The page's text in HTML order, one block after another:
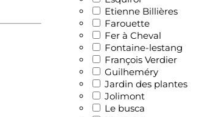
Etienne Billières
Farouette
Fer à Cheval
Fontaine-lestang
François Verdier
Guilheméry
Jardin des plantes
Jolimont
Le busca